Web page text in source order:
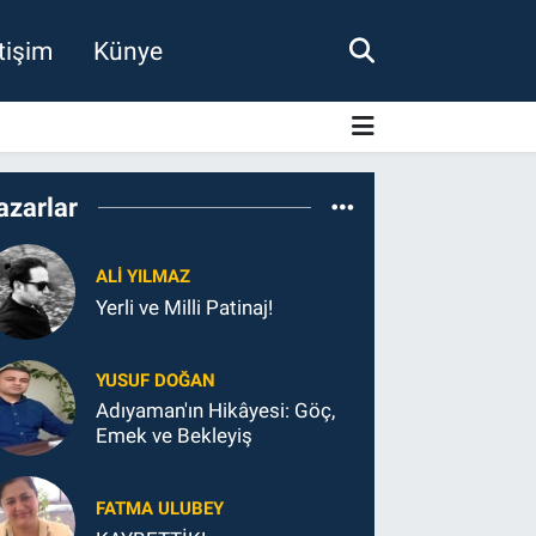
Künye
ALI YILMAZ
Yerli ve Milli Patinaj!
YUSUF DOĞAN
Adıyaman'ın Hikâyesi: Göç,
Emek ve Bekleyiş
FATMA ULUBEY